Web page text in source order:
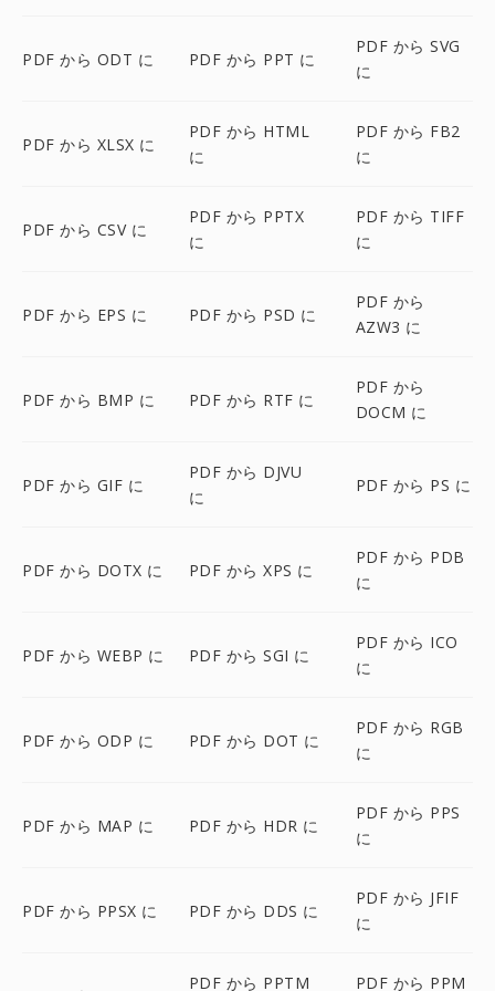
PDF から ODT に PDF から PPT に
PDF から SVG
に
PDF から XLSX に
PDF から HTML
に
PDF から FB2
に
PDF から CSV に
PDF から PPTX
に
PDF から TIFF
に
PDF から EPS に PDF から PSD に
PDF から
AZW3 に
PDF から BMP に PDF から RTF に
PDF から
DOCM に
PDF から GIF に
PDF から DJVU
に
PDF から PS に
PDF から DOTX に PDF から XPS に
PDF から PDB
に
PDF から WEBP に PDF から SGI に
PDF から ICO
に
PDF から ODP に PDF から DOT に
PDF から RGB
に
PDF から MAP に PDF から HDR に
PDF から PPS
に
PDF から PPSX に PDF から DDS に
PDF から JFIF
に
PDF から PPTM PDF から PPM